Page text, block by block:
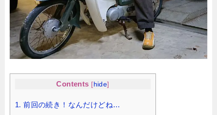
Contents [ hide]
1. 前回の続き！なんだけどね…